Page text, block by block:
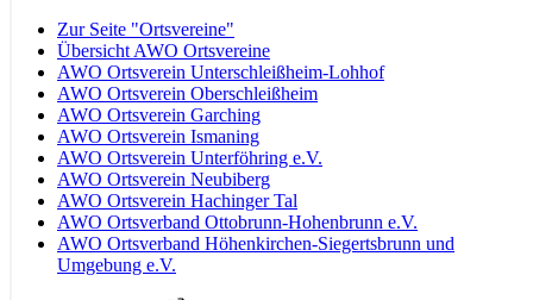
Zur Seite "Ortsvereine"
Übersicht AWO Ortsvereine
AWO Ortsverein Unterschleißheim-Lohhof
AWO Ortsverein Oberschleißheim
AWO Ortsverein Garching
AWO Ortsverein Ismaning
AWO Ortsverein Unterföhring e.V.
AWO Ortsverein Neubiberg
AWO Ortsverein Hachinger Tal
AWO Ortsverband Ottobrunn-Hohenbrunn e.V.
AWO Ortsverband Höhenkirchen-Siegertsbrunn und
Umgebung e.V.